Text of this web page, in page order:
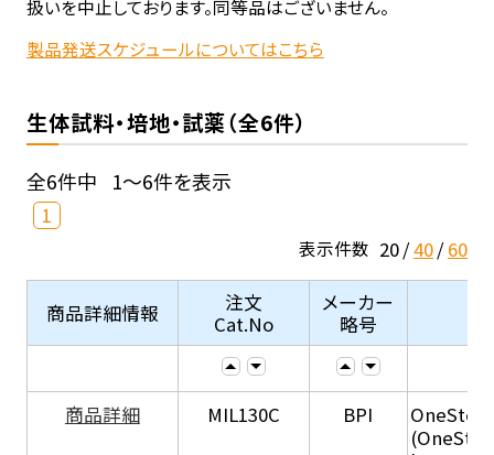
扱いを中止しております。同等品はございません。
製品発送スケジュールについてはこちら
生体試料・培地・試薬（全6件）
全6件中 1～6件を表示
1
表示件数 20 40 60
商品詳細情報
注文
Cat.No
メーカー
略号
商品詳細 MIL130C BPI